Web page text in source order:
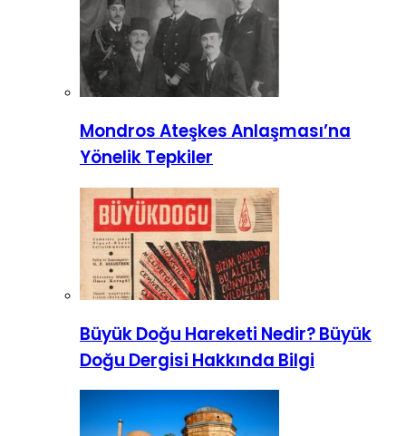
Mondros Ateşkes Anlaşması’na
Yönelik Tepkiler
Büyük Doğu Hareketi Nedir? Büyük
Doğu Dergisi Hakkında Bilgi